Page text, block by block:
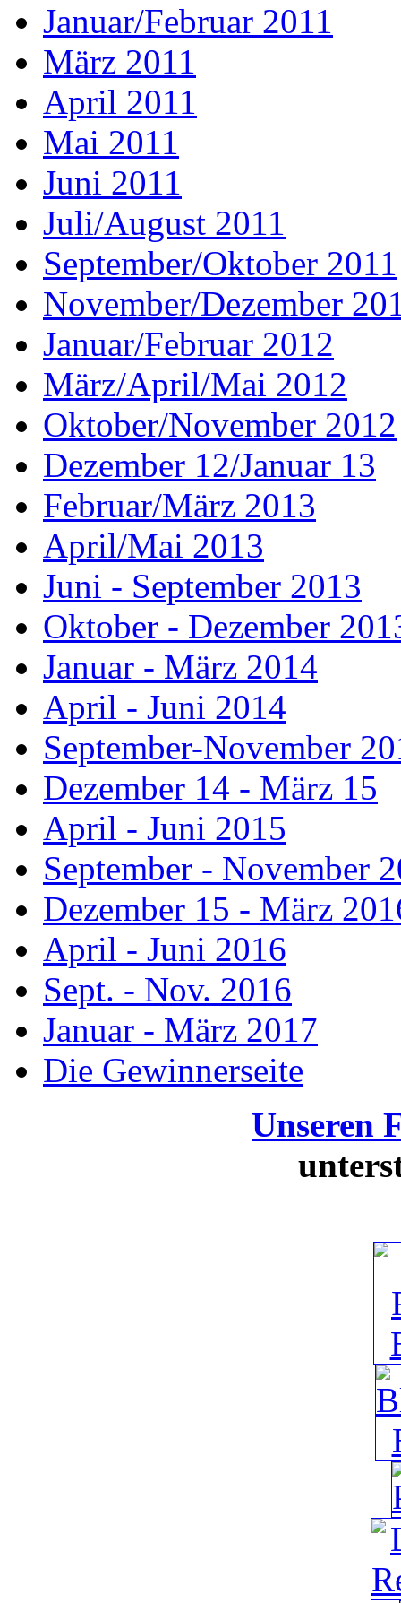
Januar/Februar 2011
März 2011
April 2011
Mai 2011
Juni 2011
Juli/August 2011
September/Oktober 2011
November/Dezember
Januar/Februar 2012
März/April/Mai 2012
Oktober/November 2012
Dezember 12/Januar 13
Februar/März 2013
April/Mai 2013
Juni - September 2013
Oktober - Dezember
Januar - März 2014
April - Juni 2014
September-November
Dezember 14 - März 15
April - Juni 2015
September - November
Dezember 15 - März
April - Juni 2016
Sept. - Nov. 2016
Januar - März 2017
Die Gewinnerseite
Unseren